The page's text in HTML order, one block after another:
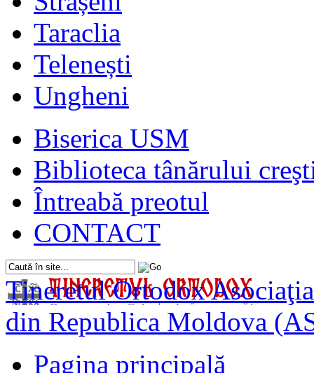
Taraclia
Telenești
Ungheni
Biserica USM
Biblioteca tânărului
Întreabă preotul
CONTACT
Tineretul Ortodox
din Republica Moldova
Pagina principală